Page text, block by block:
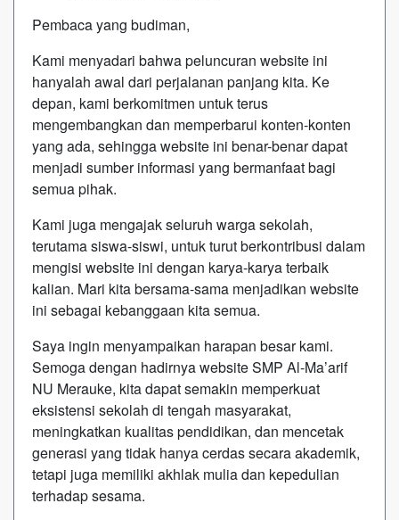
Pembaca yang budiman,
Kami menyadari bahwa peluncuran website ini
hanyalah awal dari perjalanan panjang kita. Ke
depan, kami berkomitmen untuk terus
mengembangkan dan memperbarui konten-konten
yang ada, sehingga website ini benar-benar dapat
menjadi sumber informasi yang bermanfaat bagi
semua pihak.
Kami juga mengajak seluruh warga sekolah,
terutama siswa-siswi, untuk turut berkontribusi dalam
mengisi website ini dengan karya-karya terbaik
kalian. Mari kita bersama-sama menjadikan website
ini sebagai kebanggaan kita semua.
Saya ingin menyampaikan harapan besar kami.
Semoga dengan hadirnya website SMP Al-Ma’arif
NU Merauke, kita dapat semakin memperkuat
eksistensi sekolah di tengah masyarakat,
meningkatkan kualitas pendidikan, dan mencetak
generasi yang tidak hanya cerdas secara akademik,
tetapi juga memiliki akhlak mulia dan kepedulian
terhadap sesama.